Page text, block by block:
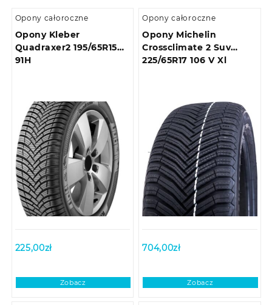
Opony całoroczne
Opony Kleber
Quadraxer2 195/65R15
91H
225,00zł
Zobacz
Opony całoroczne
Opony Michelin
Crossclimate 2 Suv
225/65R17 106 V Xl
704,00zł
Zobacz